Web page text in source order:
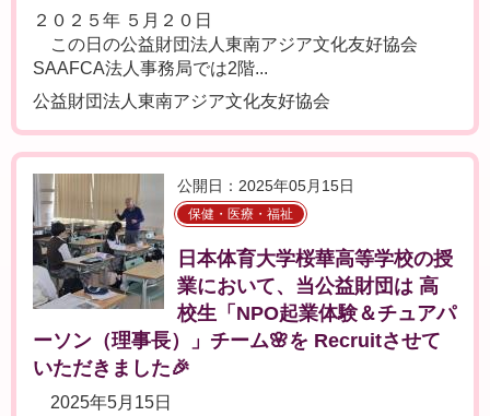
２０２５年 ５月２０日
この日の公益財団法人東南アジア文化友好協会
SAAFCA法人事務局では2階...
公益財団法人東南アジア文化友好協会
公開日：2025年05月15日
保健・医療・福祉
日本体育大学桜華高等学校の授
業において、当公益財団は 高
校生「NPO起業体験＆チュアパ
ーソン（理事長）」チーム🌸を Recruitさせて
いただきました🎉
2025年5月15日